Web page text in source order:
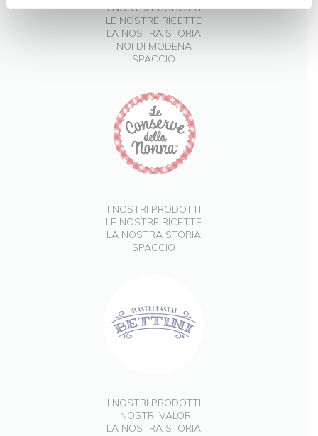
I NOSTRI PRODOTTI
LE NOSTRE RICETTE
LA NOSTRA STORIA
NOI DI MODENA
SPACCIO
I NOSTRI PRODOTTI
LE NOSTRE RICETTE
LA NOSTRA STORIA
SPACCIO
I NOSTRI PRODOTTI
I NOSTRI VALORI
LA NOSTRA STORIA